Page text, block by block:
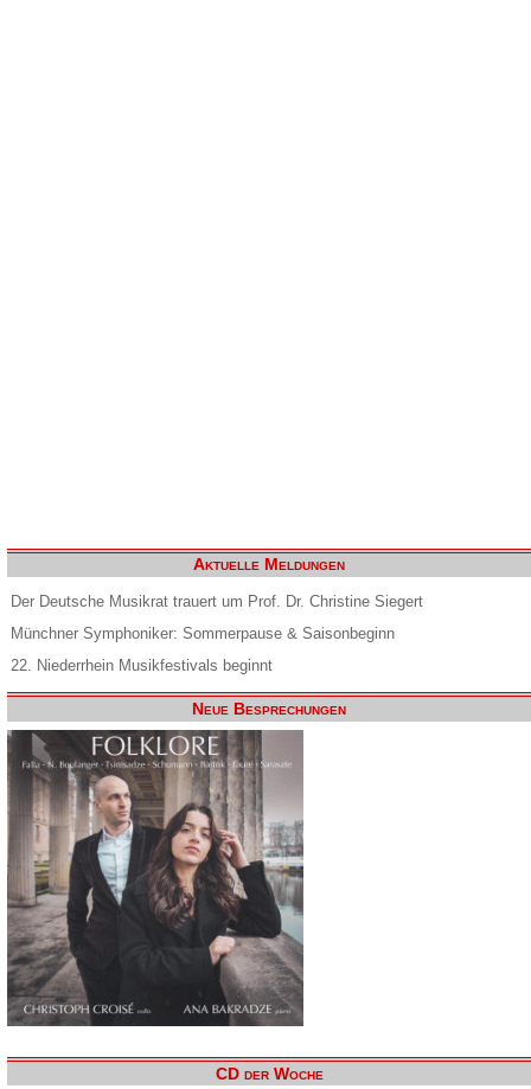
Aktuelle Meldungen
Der Deutsche Musikrat trauert um Prof. Dr. Christine Siegert
Münchner Symphoniker: Sommerpause & Saisonbeginn
22. Niederrhein Musikfestivals beginnt
Neue Besprechungen
CD der Woche